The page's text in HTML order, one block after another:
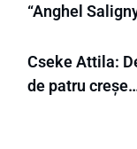
“Anghel
Cseke Attila:
de patru